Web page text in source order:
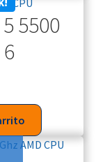
5500